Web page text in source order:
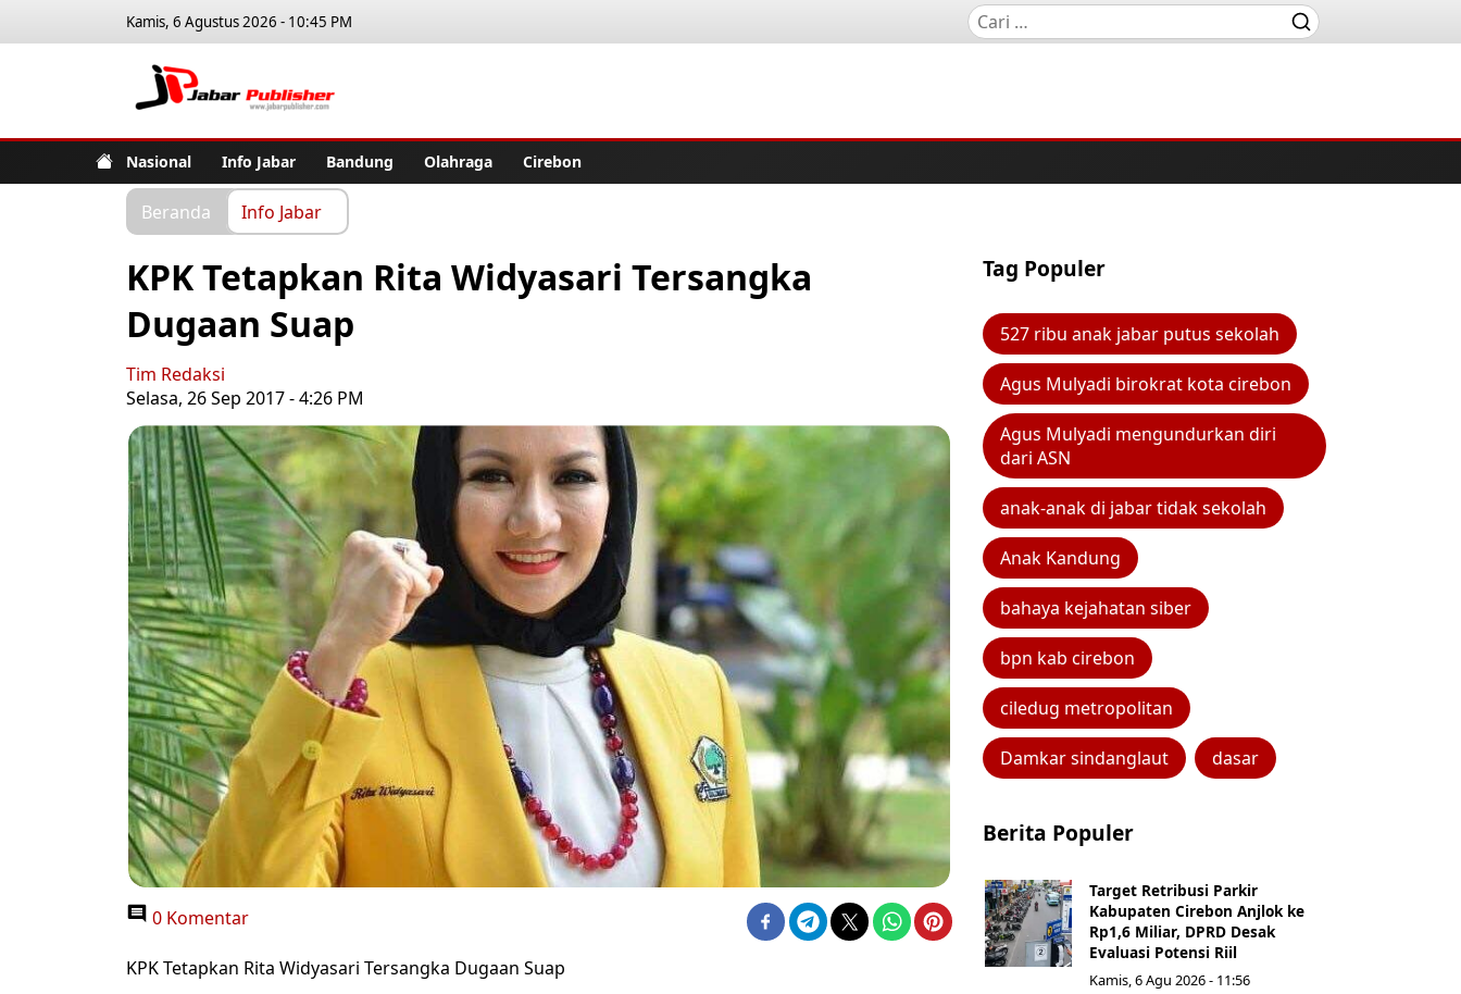
Kamis, 6 Agustus 2026 - 10:45 PM
Nasional Info Jabar Bandung Olahraga Cirebon
Beranda Info Jabar
KPK Tetapkan Rita Widyasari Tersangka
Dugaan Suap
Tim Redaksi
Selasa, 26 Sep 2017 - 4:26 PM
0 Komentar
KPK Tetapkan Rita Widyasari Tersangka Dugaan Suap
Tag Populer
527 ribu anak jabar putus sekolah
Agus Mulyadi birokrat kota cirebon
Agus Mulyadi mengundurkan diri
dari ASN
anak-anak di jabar tidak sekolah
Anak Kandung
bahaya kejahatan siber
bpn kab cirebon
ciledug metropolitan
Damkar sindanglaut dasar
Berita Populer
Target Retribusi Parkir
Kabupaten Cirebon Anjlok ke
Rp1,6 Miliar, DPRD Desak
Evaluasi Potensi Riil
Kamis, 6 Agu 2026 - 11:56